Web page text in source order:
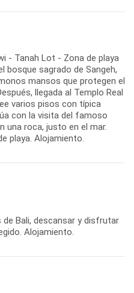
- Tanah Lot - Zona de playa
bosque sagrado de Sangeh,
mansos que protegen el
llegada al Templo Real
varios pisos con típica
con la visita del famoso
una roca, justo en el mar.
playa. Alojamiento.
de Bali, descansar y disfrutar
Alojamiento.